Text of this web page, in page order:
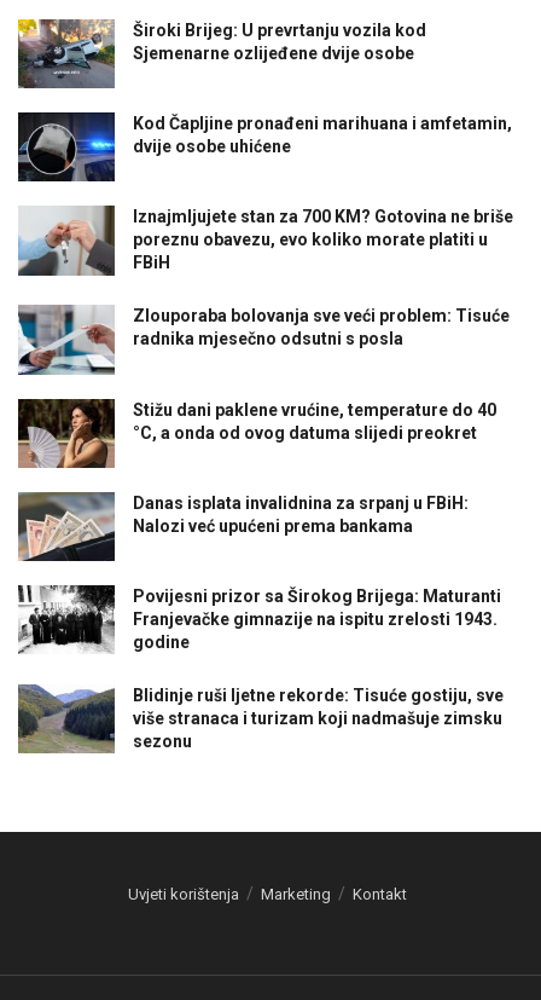
Široki Brijeg: U prevrtanju vozila kod
Sjemenarne ozlijeđene dvije osobe
Kod Čapljine pronađeni marihuana i amfetamin,
dvije osobe uhićene
Iznajmljujete stan za 700 KM? Gotovina ne briše
poreznu obavezu, evo koliko morate platiti u
FBiH
Zlouporaba bolovanja sve veći problem: Tisuće
radnika mjesečno odsutni s posla
Stižu dani paklene vrućine, temperature do 40
°C, a onda od ovog datuma slijedi preokret
Danas isplata invalidnina za srpanj u FBiH:
Nalozi već upućeni prema bankama
Povijesni prizor sa Širokog Brijega: Maturanti
Franjevačke gimnazije na ispitu zrelosti 1943.
godine
Blidinje ruši ljetne rekorde: Tisuće gostiju, sve
više stranaca i turizam koji nadmašuje zimsku
sezonu
Uvjeti korištenja Marketing Kontakt